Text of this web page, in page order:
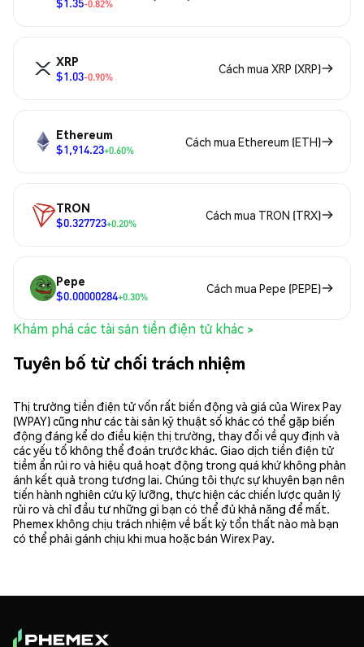
-0.82%
XRP
$1.03-0.90%
Cách mua XRP (XRP)
Ethereum
$1,914.23+0.60%
Cách mua Ethereum (ETH)
TRON
$0.327723+0.20%
Cách mua TRON (TRX)
Pepe
$0.00000284+0.30%
Cách mua Pepe (PEPE)
Khám phá các tài sản tiền điện tử khác >
Tuyên bố từ chối trách nhiệm
Thị trường tiền điện tử vốn rất biến động và giá của Wirex Pay
(WPAY) cũng như các tài sản kỹ thuật số khác có thể gặp biến
động đáng kể do điều kiện thị trường, thay đổi về quy định và
các yếu tố không thể đoán trước khác. Giao dịch tiền điện tử
tiềm ẩn rủi ro và hiệu quả hoạt động trong quá khứ không phản
ánh kết quả trong tương lai. Chúng tôi thực sự khuyên bạn nên
tiến hành nghiên cứu kỹ lưỡng, thực hiện các chiến lược quản lý
rủi ro và chỉ đầu tư những gì bạn có thể đủ khả năng để mất.
Phemex không chịu trách nhiệm về bất kỳ tổn thất nào mà bạn
có thể phải gánh chịu khi mua hoặc bán Wirex Pay.